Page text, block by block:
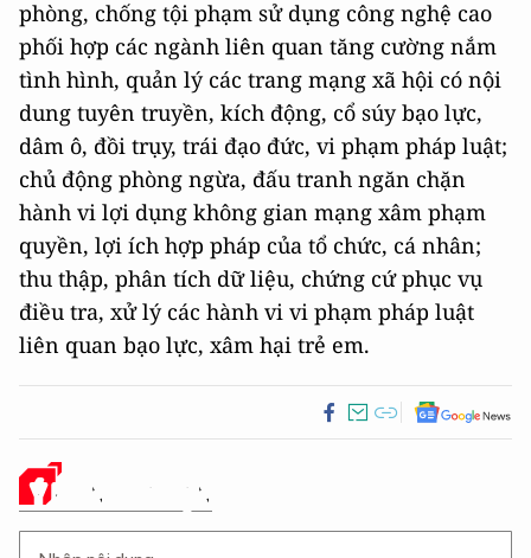
phòng, chống tội phạm sử dụng công nghệ cao
phối hợp các ngành liên quan tăng cường nắm
tình hình, quản lý các trang mạng xã hội có nội
dung tuyên truyền, kích động, cổ súy bạo lực,
dâm ô, đồi trụy, trái đạo đức, vi phạm pháp luật;
chủ động phòng ngừa, đấu tranh ngăn chặn
hành vi lợi dụng không gian mạng xâm phạm
quyền, lợi ích hợp pháp của tổ chức, cá nhân;
thu thập, phân tích dữ liệu, chứng cứ phục vụ
điều tra, xử lý các hành vi vi phạm pháp luật
liên quan bạo lực, xâm hại trẻ em.
Ý KIẾN CỦA BẠN